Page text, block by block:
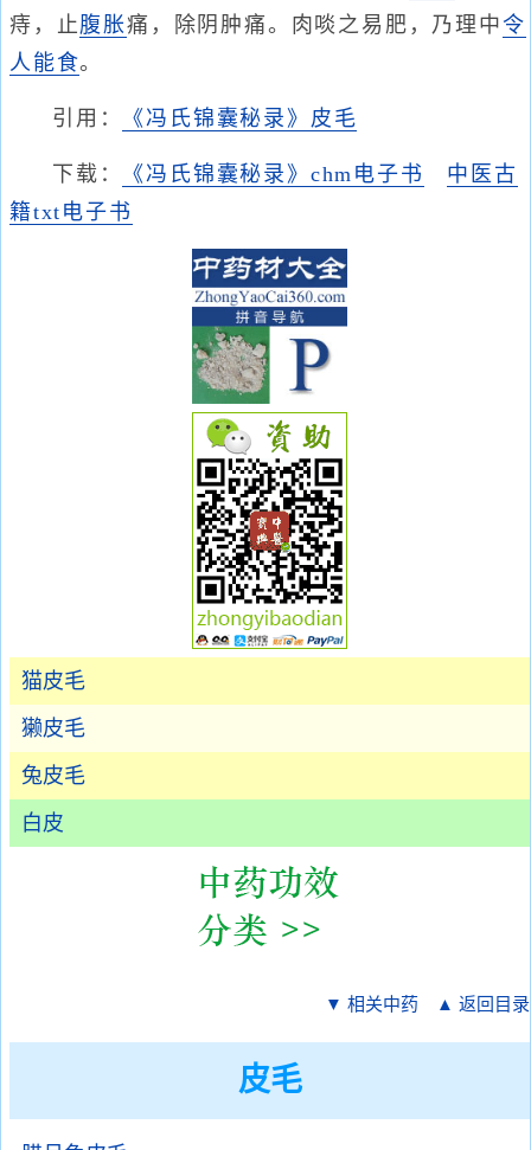
痔，止腹胀痛，除阴肿痛。肉啖之易肥，乃理中 令
人能食。
引用： 《冯氏锦囊秘录》皮毛
下载： 《冯氏锦囊秘录》chm电子书
中医古
籍txt电子书
猫皮毛
獭皮毛
兔皮毛
白皮
▼ 相关中药 ▲ 返回目录
皮毛